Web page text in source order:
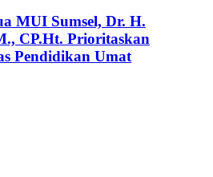
MUI Sumsel, Dr. H.
CP.Ht. Prioritaskan
Pendidikan Umat